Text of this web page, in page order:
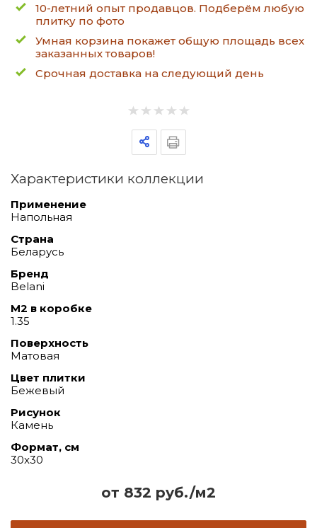
10-летний опыт продавцов. Подберём любую
плитку по фото
Умная корзина покажет общую площадь всех
заказанных товаров!
Срочная доставка на следующий день
от 832 руб./м2
Характеристики коллекции
Применение
Напольная
Страна
Беларусь
Бренд
Belani
М2 в коробке
1.35
Поверхность
Матовая
Цвет плитки
Бежевый
Рисунок
Камень
Формат, см
30x30